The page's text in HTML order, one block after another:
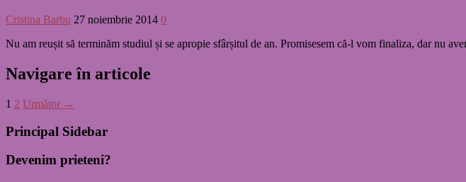
Cristina Barbu 27 noiembrie 2014 0
Nu am reușit să terminăm studiul și se apropie sfârșitul de an. Promisesem că-l vom finaliza, dar nu
Navigare în articole
1 2 Următor →
Principal Sidebar
Devenim prieteni?